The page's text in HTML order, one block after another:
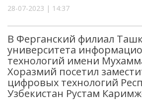
28-07-2023 | 14:37
В Ферганский филиал
университета
технологий имени
Хоразмий посетил
цифровых технологий
Узбекистан Рустам